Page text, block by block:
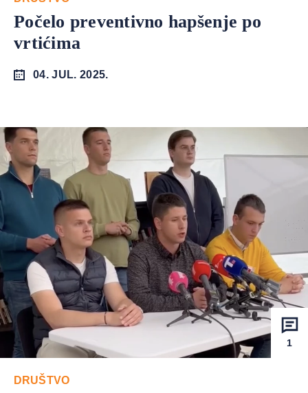
Počelo preventivno hapšenje po
vrtićima
04. JUL. 2025.
1
DRUŠTVO